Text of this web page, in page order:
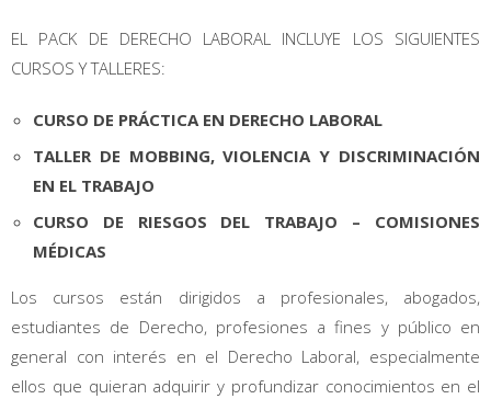
EL PACK DE DERECHO LABORAL INCLUYE LOS SIGUIENTES
CURSOS Y TALLERES:
CURSO DE PRÁCTICA EN DERECHO LABORAL
TALLER DE MOBBING, VIOLENCIA Y DISCRIMINACIÓN
EN EL TRABAJO
CURSO DE RIESGOS DEL TRABAJO – COMISIONES
MÉDICAS
Los cursos están dirigidos a profesionales, abogados,
estudiantes de Derecho, profesiones a fines y público en
general con interés en el Derecho Laboral, especialmente
ellos que quieran adquirir y profundizar conocimientos en el